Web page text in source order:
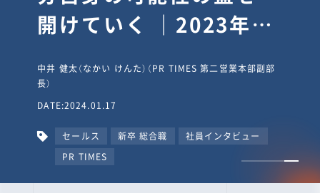
輔塾・前編】
山田真輔（やまだ しんすけ）（執行役員 兼 Jooto事業部
長）
DATE:2023.09.08
カルチャー CxO キャリア入社 Jooto